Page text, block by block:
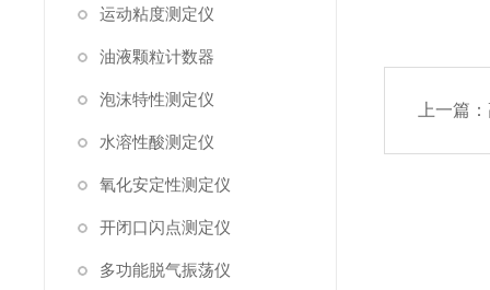
运动粘度测定仪
油液颗粒计数器
泡沫特性测定仪
水溶性酸测定仪
氧化安定性测定仪
开闭口闪点测定仪
多功能脱气振荡仪
上一篇：